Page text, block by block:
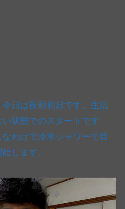
日は夜勤初日です。生活
状態でのスタートです
わけで冷水シャワーで目
します。